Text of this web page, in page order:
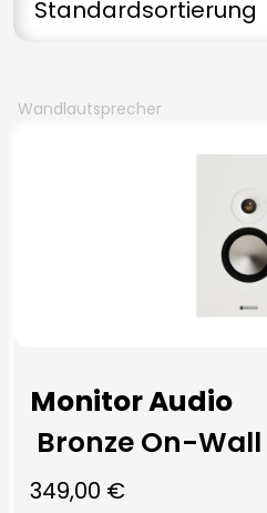
Wandlautsprecher
Monitor Audio
Bronze On-Wall
349,00 €